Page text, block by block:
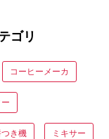
ゴリ
コーヒーメーカ
き機 ミキサー